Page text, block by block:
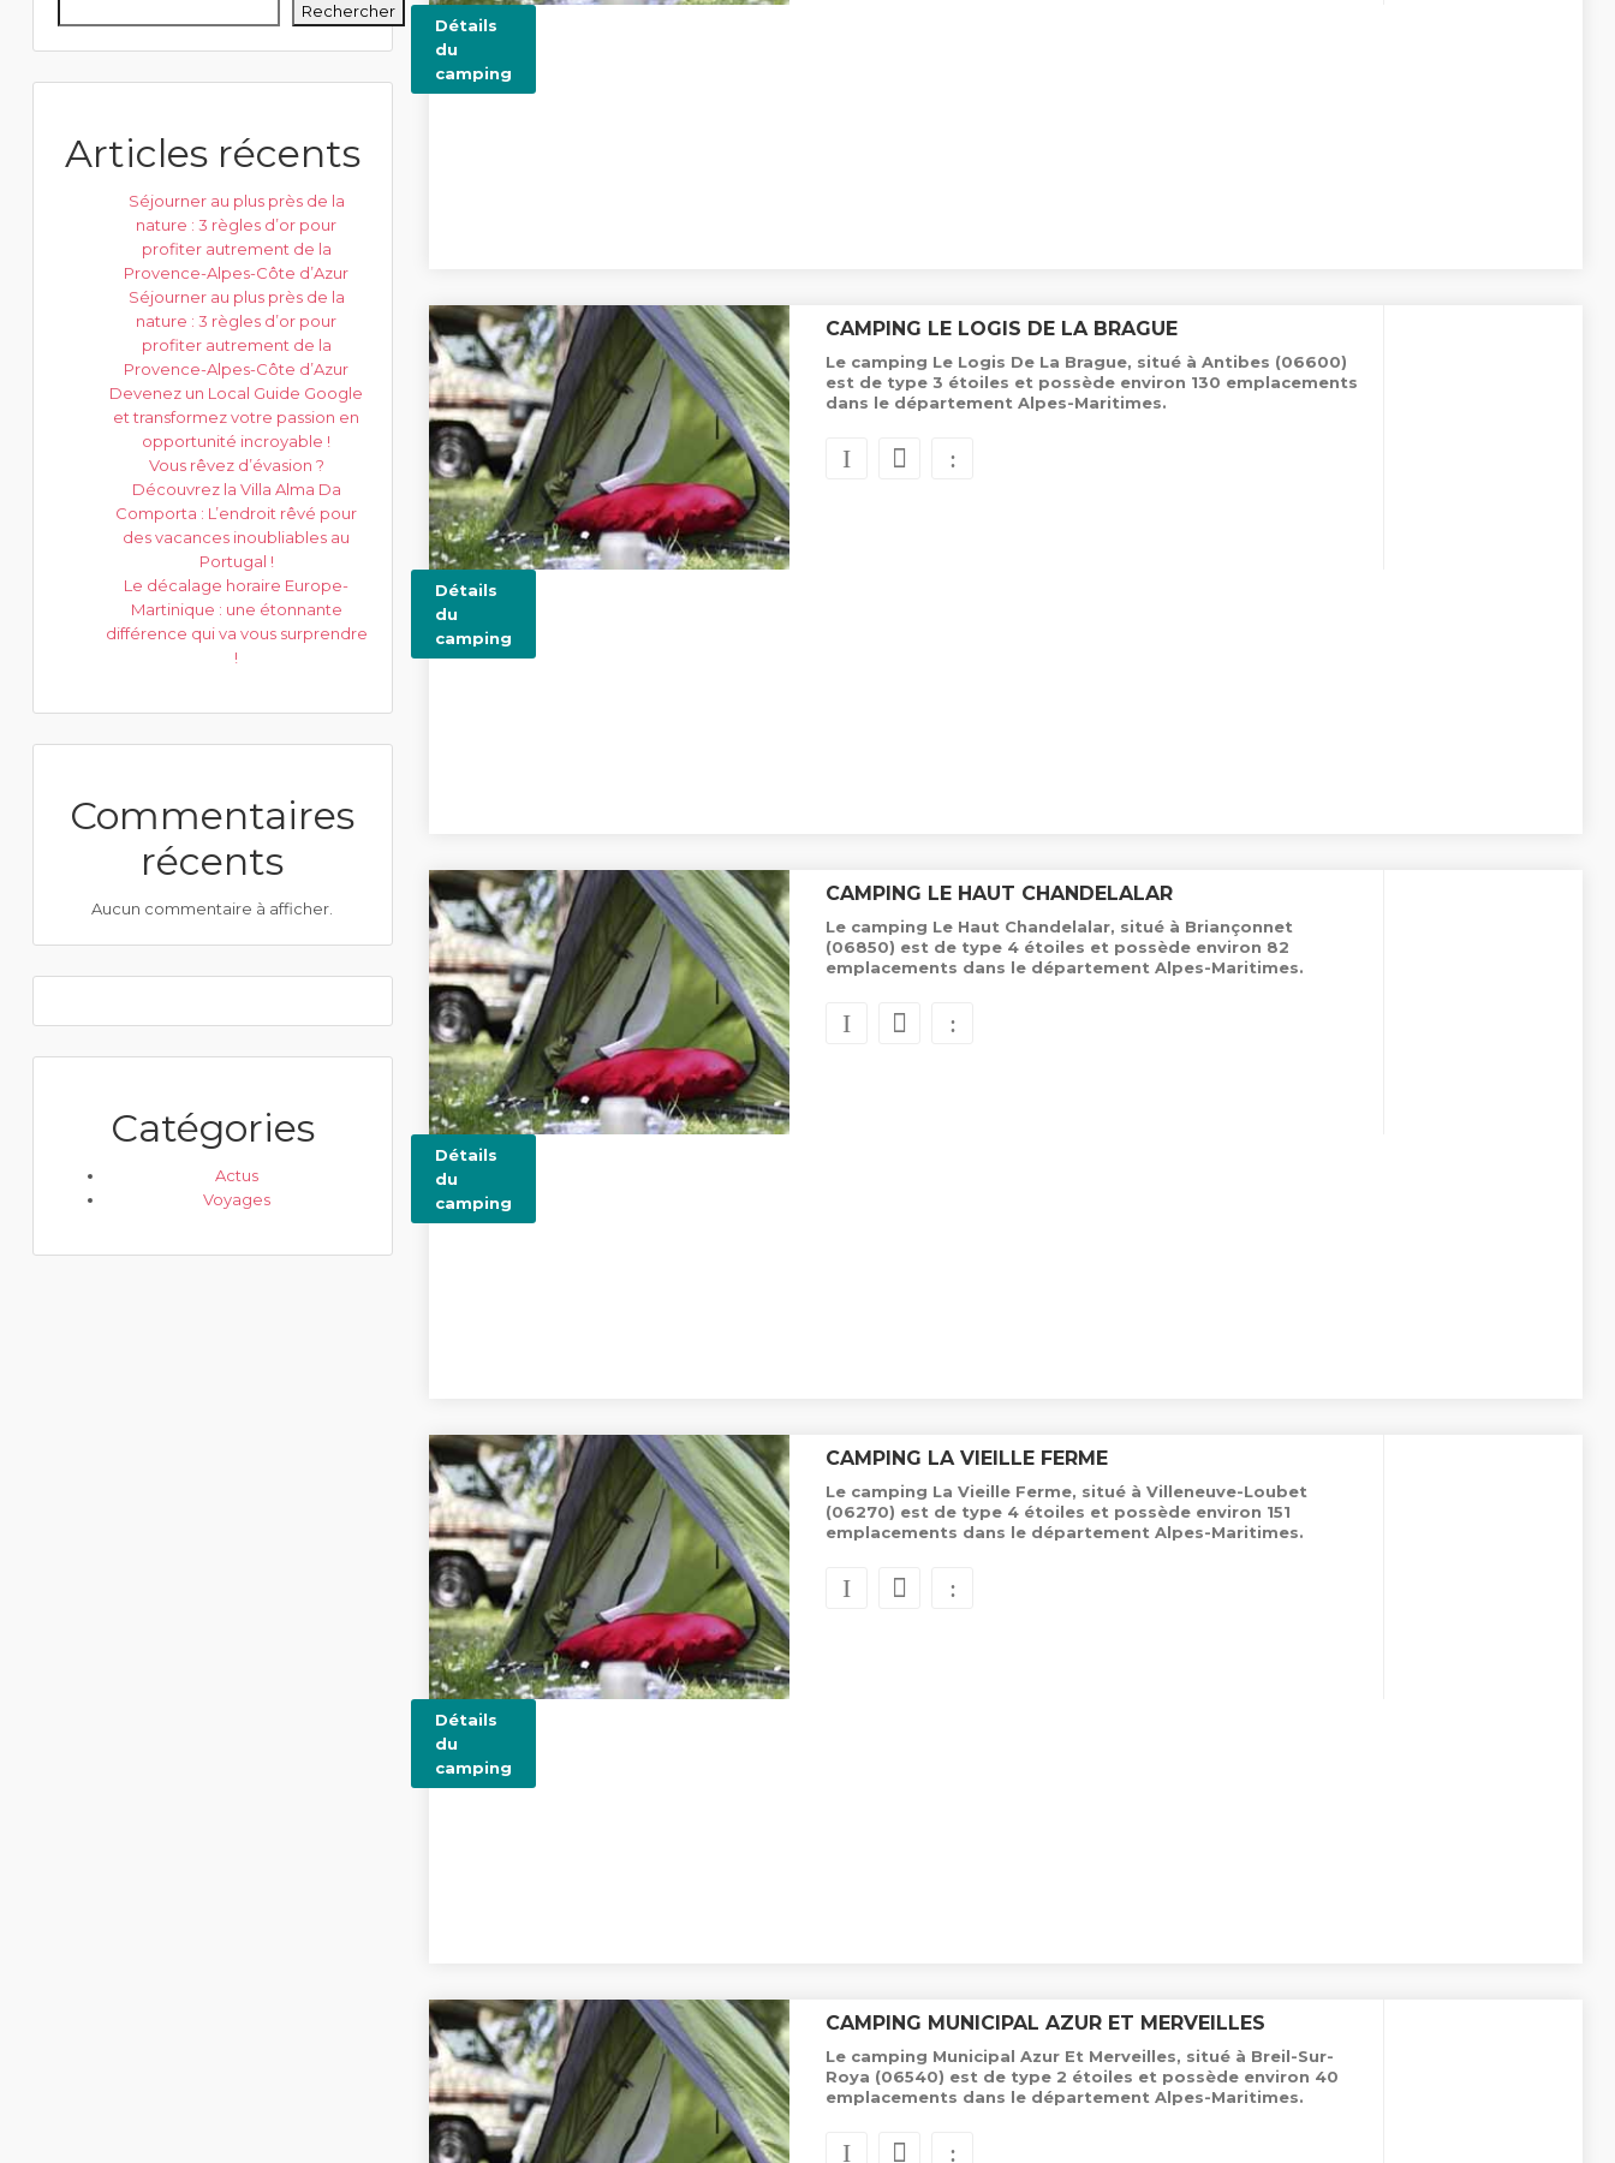
Rechercher
Articles récents
Séjourner au plus près de la
nature : 3 règles d’or pour
profiter autrement de la
Provence-Alpes-Côte d’Azur
Séjourner au plus près de la
nature : 3 règles d’or pour
profiter autrement de la
Provence-Alpes-Côte d’Azur
Devenez un Local Guide Google
et transformez votre passion en
opportunité incroyable !
Vous rêvez d’évasion ?
Découvrez la Villa Alma Da
Comporta : L’endroit rêvé pour
des vacances inoubliables au
Portugal !
Le décalage horaire Europe-
Martinique : une étonnante
différence qui va vous surprendre
!
Commentaires
récents
Aucun commentaire à afficher.
Catégories
Actus
Voyages
Détails
du
camping
CAMPING LE LOGIS DE LA BRAGUE
Le camping Le Logis De La Brague, situé à Antibes (06600)
est de type 3 étoiles et possède environ 130 emplacements
dans le département Alpes-Maritimes.
Détails
du
camping
CAMPING LE HAUT CHANDELALAR
Le camping Le Haut Chandelalar, situé à Briançonnet
(06850) est de type 4 étoiles et possède environ 82
emplacements dans le département Alpes-Maritimes.
Détails
du
camping
CAMPING LA VIEILLE FERME
Le camping La Vieille Ferme, situé à Villeneuve-Loubet
(06270) est de type 4 étoiles et possède environ 151
emplacements dans le département Alpes-Maritimes.
Détails
du
camping
CAMPING MUNICIPAL AZUR ET MERVEILLES
Le camping Municipal Azur Et Merveilles, situé à Breil-Sur-
Roya (06540) est de type 2 étoiles et possède environ 40
emplacements dans le département Alpes-Maritimes.